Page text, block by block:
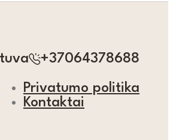
+37064378688
Privatumo politika
Kontaktai